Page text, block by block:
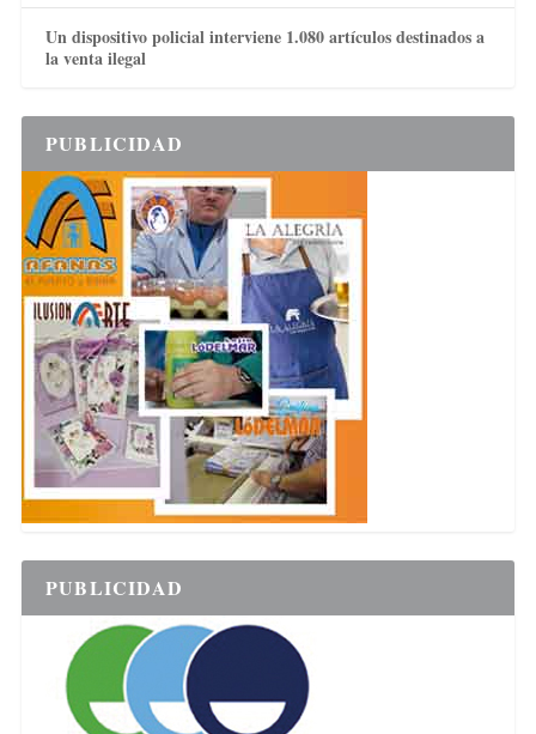
Un dispositivo policial interviene 1.080 artículos destinados a
la venta ilegal
PUBLICIDAD
PUBLICIDAD